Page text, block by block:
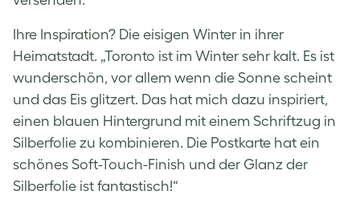
Ihre Inspiration? Die eisigen Winter in ihrer
Heimatstadt. „Toronto ist im Winter sehr kalt. Es ist
wunderschön, vor allem wenn die Sonne scheint
und das Eis glitzert. Das hat mich dazu inspiriert,
einen blauen Hintergrund mit einem Schriftzug in
Silberfolie zu kombinieren. Die Postkarte hat ein
schönes Soft-Touch-Finish und der Glanz der
Silberfolie ist fantastisch!“